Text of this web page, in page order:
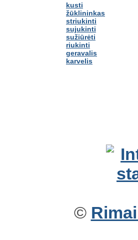
kusti
žūklininkas
striukinti
sujukinti
sužiūrėti
riukinti
geravalis
karvelis
©